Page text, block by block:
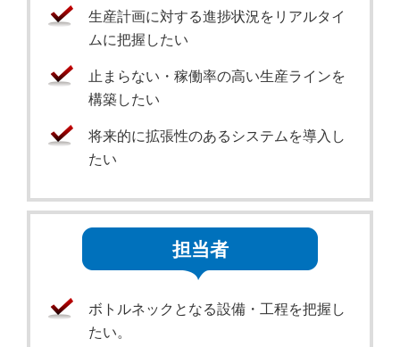
生産計画に対する進捗状況をリアルタイ
ムに把握したい
止まらない・稼働率の高い生産ラインを
構築したい
将来的に拡張性のあるシステムを導入し
たい
担当者
ボトルネックとなる設備・工程を把握し
たい。